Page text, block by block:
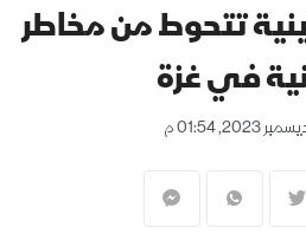
تتحوط من مخاطر
في غزة